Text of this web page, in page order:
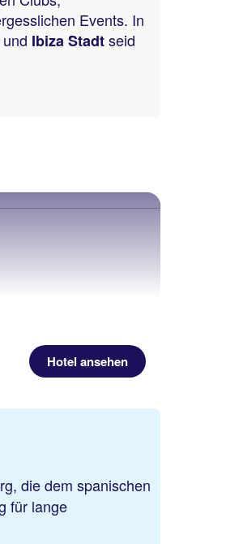
Events. In
und Ibiza Stadtseid
Hotel ansehen
die dem spanischen
für lange